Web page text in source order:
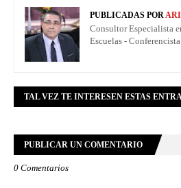
PUBLICADAS POR
Consultor Especialista
Escuelas - Conferencista
TAL VEZ TE INTERESEN ESTAS
PUBLICAR UN COMENTARIO
0 Comentarios